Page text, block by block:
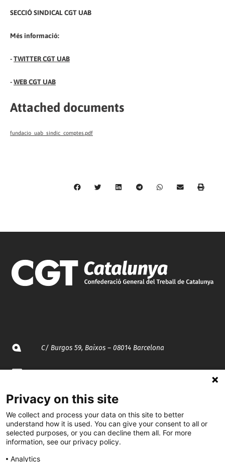
SECCIÓ SINDICAL CGT UAB
Més informació:
-TWITTER CGT UAB
-WEB CGT UAB
Attached documents
fundacio_uab_sindic_comptes.pdf
C/ Burgos 59, Baixos – 08014 Barcelona
935 120 481
@CGTCatalunya
cgtcatalunya
Privacy on this site
We collect and process your data on this site to better
understand how it is used. You can give your consent to all or
selected purposes, or you can decline them all. For more
information, see our privacy policy.
Analytics